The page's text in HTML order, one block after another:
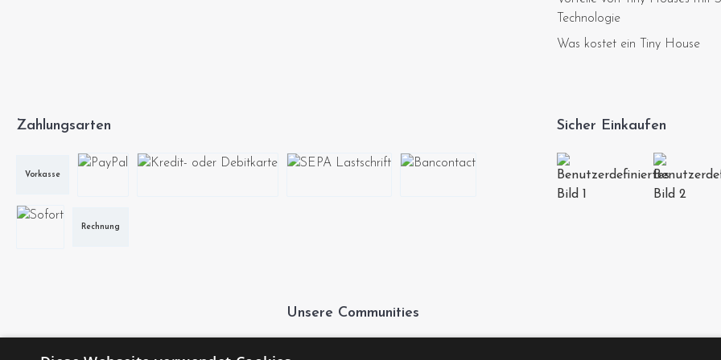
Zahlungsarten
Vorkasse
Rechnung
Technologie
Was kostet ein Tiny House
Unsere Communities
Sicher Einkaufen